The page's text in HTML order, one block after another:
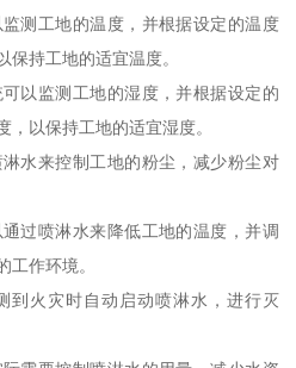
测工地的温度，并根据设定的温度
保持工地的适宜温度。
以监测工地的湿度，并根据设定的
以保持工地的适宜湿度。
水来控制工地的粉尘，减少粉尘对
过喷淋水来降低工地的温度，并调
工作环境。
到火灾时自动启动喷淋水，进行灭